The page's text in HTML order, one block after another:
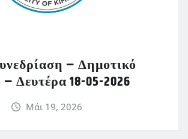
– Δημοτικό
Δευτέρα 18-05-2026
Μάι 19, 2026